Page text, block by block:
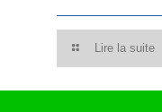
Lire la suite